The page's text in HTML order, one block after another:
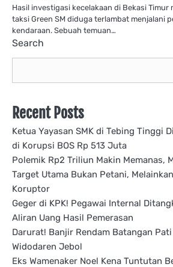
Hasil investigasi kecelakaan di Bekasi
taksi Green SM diduga terlambat menjalani
kendaraan. Sebuah temuan…
Search
Recent Posts
Ketua Yayasan SMK di Tebing Tinggi
di Korupsi BOS Rp 513 Juta
Polemik Rp2 Triliun Makin Memanas,
Target Utama Bukan Petani,
Koruptor
Geger di KPK! Pegawai Internal
Aliran Uang Hasil Pemerasan
Darurat! Banjir Rendam Batangan
Widodaren Jebol
Eks Wamenaker Noel Kena Tuntutan